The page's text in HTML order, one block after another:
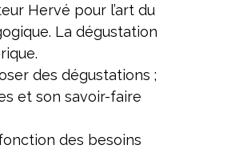
Hervé pour l’art du
La dégustation
des dégustations ;
et son savoir-faire
des besoins